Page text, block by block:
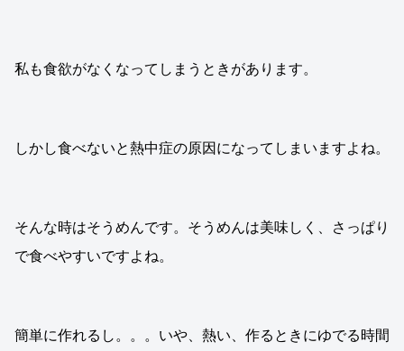
私も食欲がなくなってしまうときがあります。
しかし食べないと熱中症の原因になってしまいますよね。
そんな時はそうめんです。そうめんは美味しく、さっぱり
で食べやすいですよね。
簡単に作れるし。。。いや、熱い、作るときにゆでる時間